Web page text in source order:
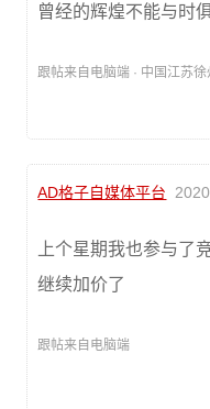
曾经的辉煌不能与时
跟帖来自电脑端 · 中国江苏徐
AD格子自媒体平台
上个星期我也参与了
继续加价了
跟帖来自电脑端